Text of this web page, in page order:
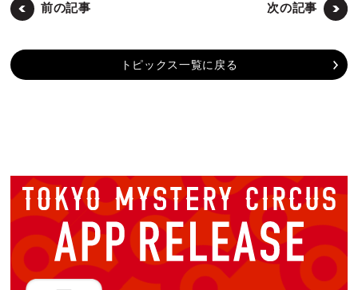
前の記事 次の記事
トピックス一覧に戻る